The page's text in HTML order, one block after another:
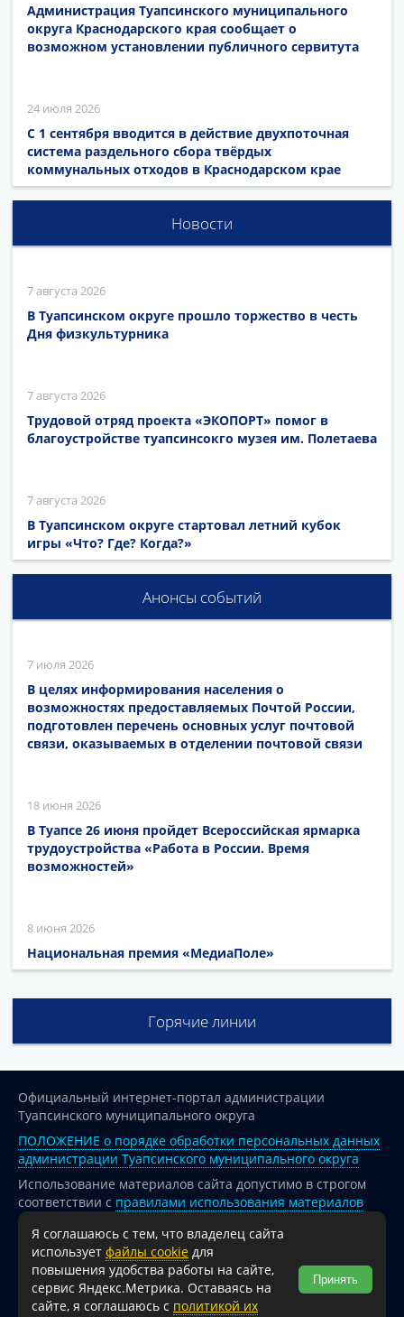
Администрация Туапсинского муниципального
округа Краснодарского края сообщает о
возможном установлении публичного сервитута
24 июля 2026
С 1 сентября вводится в действие двухпоточная
система раздельного сбора твёрдых
коммунальных отходов в Краснодарском крае
Новости
7 августа 2026
В Туапсинском округе прошло торжество в честь
Дня физкультурника
7 августа 2026
Трудовой отряд проекта «ЭКОПОРТ» помог в
благоустройстве туапсинсокго музея им. Полетаева
7 августа 2026
В Туапсинском округе стартовал летний кубок
игры «Что? Где? Когда?»
Анонсы событий
7 июля 2026
В целях информирования населения о
возможностях предоставляемых Почтой России,
подготовлен перечень основных услуг почтовой
связи, оказываемых в отделении почтовой связи
18 июня 2026
В Туапсе 26 июня пройдет Всероссийская ярмарка
трудоустройства «Работа в России. Время
возможностей»
8 июня 2026
Национальная премия «МедиаПоле»
Горячие линии
Официальный интернет-портал администрации
Туапсинского муниципального округа
ПОЛОЖЕНИЕ о порядке обработки персональных данных
администрации Туапсинского муниципального округа
Использование материалов сайта допустимо в строгом
соответствии с правилами использования материалов
опубликованных на сайте
При перепечатке и использовании информации ссылка
на источник обязательна.
Для сайтов и страниц сети Интернет обязательна
активная гиперссылка на официальный интернет-портал
Я соглашаюсь с тем, что владелец сайта
использует файлы cookie для
повышения удобства работы на сайте,
сервис Яндекс.Метрика. Оставаясь на
сайте, я соглашаюсь с политикой их
Принять